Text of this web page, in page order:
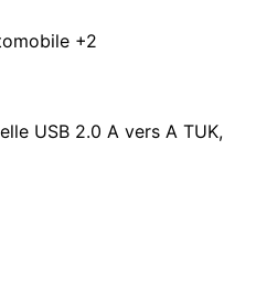
+2
USB 2.0 A vers A TUK,